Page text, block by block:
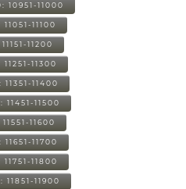
10951-11000
11051-11100
11200
11251-11300
11351-11400
11451-11500
11600
11651-11700
11751-11800
11851-11900